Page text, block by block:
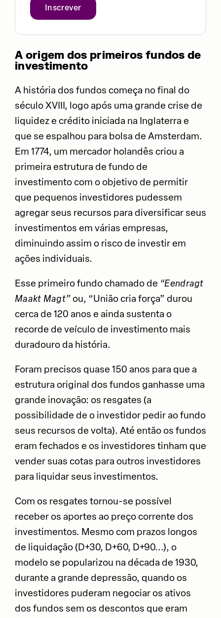
Inscrever
A origem dos primeiros fundos de
investimento
A história dos fundos começa no final do
século XVIII, logo após uma grande crise de
liquidez e crédito iniciada na Inglaterra e
que se espalhou para bolsa de Amsterdam.
Em 1774, um mercador holandês criou a
primeira estrutura de fundo de
investimento com o objetivo de permitir
que pequenos investidores pudessem
agregar seus recursos para diversificar seus
investimentos em várias empresas,
diminuindo assim o risco de investir em
ações individuais.
Esse primeiro fundo chamado de “Eendragt
Maakt Magt” ou, “União cria força” durou
cerca de 120 anos e ainda sustenta o
recorde de veículo de investimento mais
duradouro da história.
Foram precisos quase 150 anos para que a
estrutura original dos fundos ganhasse uma
grande inovação: os resgates (a
possibilidade de o investidor pedir ao fundo
seus recursos de volta). Até então os fundos
eram fechados e os investidores tinham que
vender suas cotas para outros investidores
para liquidar seus investimentos.
Com os resgates tornou-se possível
receber os aportes ao preço corrente dos
investimentos. Mesmo com prazos longos
de liquidação (D+30, D+60, D+90...), o
modelo se popularizou na década de 1930,
durante a grande depressão, quando os
investidores puderam negociar os ativos
dos fundos sem os descontos que eram